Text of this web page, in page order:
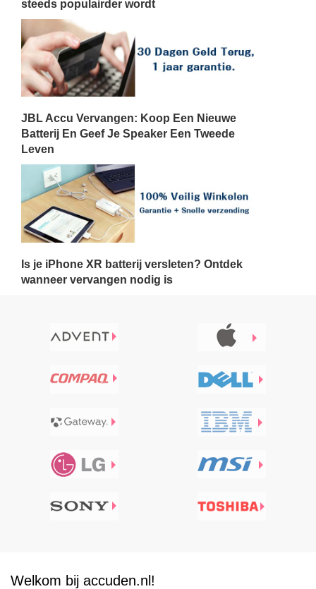
steeds populairder wordt
JBL Accu Vervangen: Koop Een Nieuwe
Batterij En Geef Je Speaker Een Tweede
Leven
Is je iPhone XR batterij versleten? Ontdek
wanneer vervangen nodig is
Welkom bij accuden.nl!